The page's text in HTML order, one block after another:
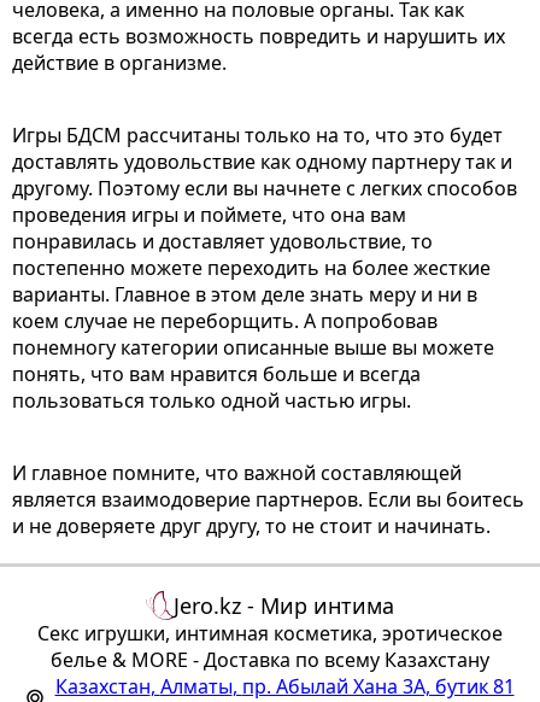
человека, а именно на половые органы. Так как
всегда есть возможность повредить и нарушить их
действие в организме.
Игры БДСМ рассчитаны только на то, что это будет
доставлять удовольствие как одному партнеру так и
другому. Поэтому если вы начнете с легких способов
проведения игры и поймете, что она вам
понравилась и доставляет удовольствие, то
постепенно можете переходить на более жесткие
варианты. Главное в этом деле знать меру и ни в
коем случае не переборщить. А попробовав
понемногу категории описанные выше вы можете
понять, что вам нравится больше и всегда
пользоваться только одной частью игры.
И главное помните, что важной составляющей
является взаимодоверие партнеров. Если вы боитесь
и не доверяете друг другу, то не стоит и начинать.
Jero.kz - Мир интима
Секс игрушки, интимная косметика, эротическое
белье & MORE - Доставка по всему Казахстану
Казахстан, Алматы, пр. Абылай Хана 3А, бутик 81